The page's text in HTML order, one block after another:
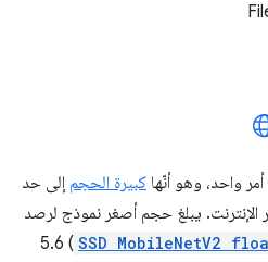
واحد، وهو أنّها كبيرة الحجم إلى حد
الإنترنت. يبلغ حجم أصغر نموذج لرصد
SSD MobileNetV2
) ‏5.6